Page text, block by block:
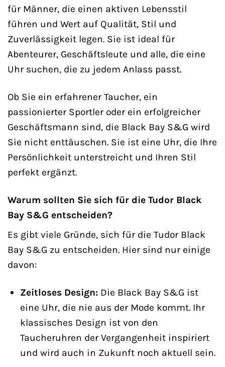
für Männer, die einen aktiven Lebensstil
führen und Wert auf Qualität, Stil und
Zuverlässigkeit legen. Sie ist ideal für
Abenteurer, Geschäftsleute und alle, die eine
Uhr suchen, die zu jedem Anlass passt.
Ob Sie ein erfahrener Taucher, ein
passionierter Sportler oder ein erfolgreicher
Geschäftsmann sind, die Black Bay S&G wird
Sie nicht enttäuschen. Sie ist eine Uhr, die Ihre
Persönlichkeit unterstreicht und Ihren Stil
perfekt ergänzt.
Warum sollten Sie sich für die Tudor Black
Bay S&G entscheiden?
Es gibt viele Gründe, sich für die Tudor Black
Bay S&G zu entscheiden. Hier sind nur einige
davon:
Zeitloses Design:Die Black Bay S&G ist
eine Uhr, die nie aus der Mode kommt. Ihr
klassisches Design ist von den
Taucheruhren der Vergangenheit inspiriert
und wird auch in Zukunft noch aktuell sein.